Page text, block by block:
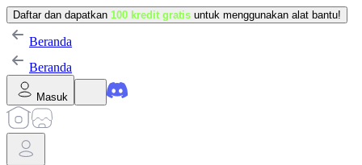
Daftar dan dapatkan 100 kredit gratis untuk menggunakan alat bantu!
Beranda
Beranda
Masuk